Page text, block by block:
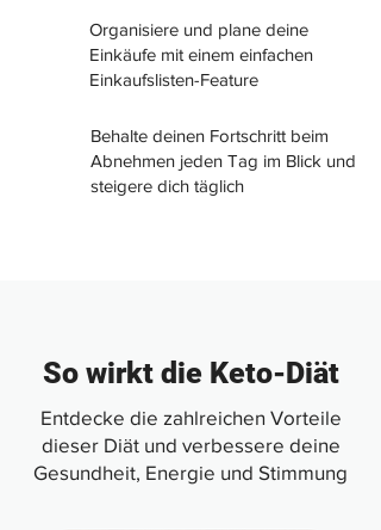
Organisiere und plane deine
Einkäufe mit einem einfachen
Einkaufslisten-Feature
Behalte deinen Fortschritt beim
Abnehmen jeden Tag im Blick und
steigere dich täglich
So wirkt die Keto-Diät
Entdecke die zahlreichen Vorteile
dieser Diät und verbessere deine
Gesundheit, Energie und Stimmung